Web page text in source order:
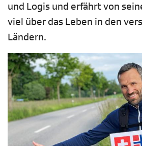
und Logis und erfährt von
viel über das Leben in den
Ländern.